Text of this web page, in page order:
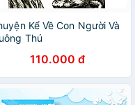
Kể Về Con Người Và
Thú
110.000 đ